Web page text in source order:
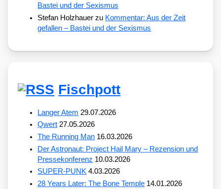
Bastei und der Sexismus
Stefan Holzhauer zu Kommentar: Aus der Zeit
gefallen – Bastei und der Sexismus
Fischpott
Langer Atem 29.07.2026
Qwert 27.05.2026
The Running Man 16.03.2026
Der Astronaut: Project Hail Mary – Rezension und
Pressekonferenz 10.03.2026
SUPER-PUNK 4.03.2026
28 Years Later: The Bone Temple 14.01.2026